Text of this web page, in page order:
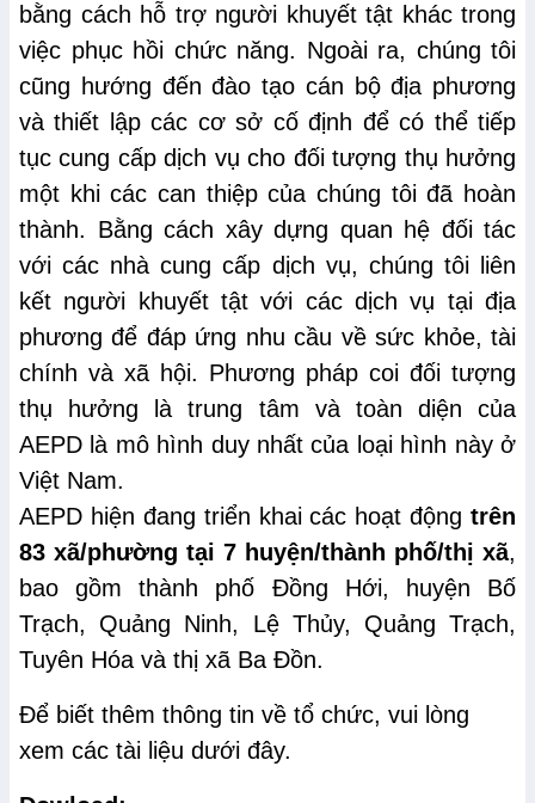
bằng cách hỗ trợ người khuyết tật khác trong
việc phục hồi chức năng. Ngoài ra, chúng tôi
cũng hướng đến đào tạo cán bộ địa phương
và thiết lập các cơ sở cố định để có thể tiếp
tục cung cấp dịch vụ cho đối tượng thụ hưởng
một khi các can thiệp của chúng tôi đã hoàn
thành. Bằng cách xây dựng quan hệ đối tác
với các nhà cung cấp dịch vụ, chúng tôi liên
kết người khuyết tật với các dịch vụ tại địa
phương để đáp ứng nhu cầu về sức khỏe, tài
chính và xã hội. Phương pháp coi đối tượng
thụ hưởng là trung tâm và toàn diện của
AEPD là mô hình duy nhất của loại hình này ở
Việt Nam.
AEPD hiện đang triển khai các hoạt động trên
83 xã/phường tại 7 huyện/thành phố/thị xã,
bao gồm thành phố Đồng Hới, huyện Bố
Trạch, Quảng Ninh, Lệ Thủy, Quảng Trạch,
Tuyên Hóa và thị xã Ba Đồn.
Để biết thêm thông tin về tổ chức, vui lòng
xem các tài liệu dưới đây.